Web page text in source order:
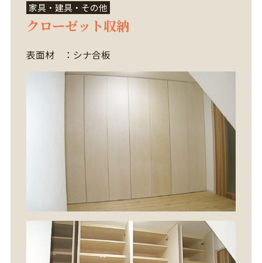
家具・建具・その他
クローゼット収納
表面材 ：シナ合板